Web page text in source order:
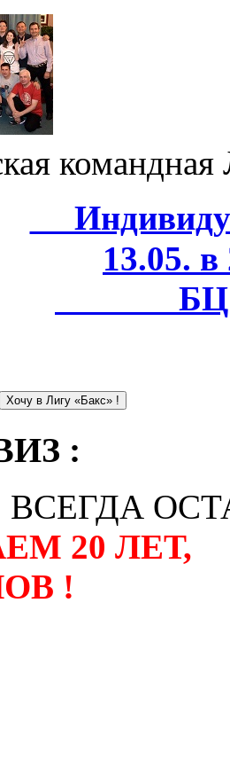
13.05.
БЦ
Хочу в Лигу «Бакс» !
:
ВСЕГДА
20 ЛЕТ,
!